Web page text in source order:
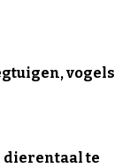
vogels
dierentaal te